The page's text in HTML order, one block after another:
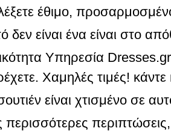
έθιμο,
δεν είναι ένα είναι στο
Υπηρεσία
Χαμηλές τιμές! κάντε
είναι χτισμένο σε
περισσότερες